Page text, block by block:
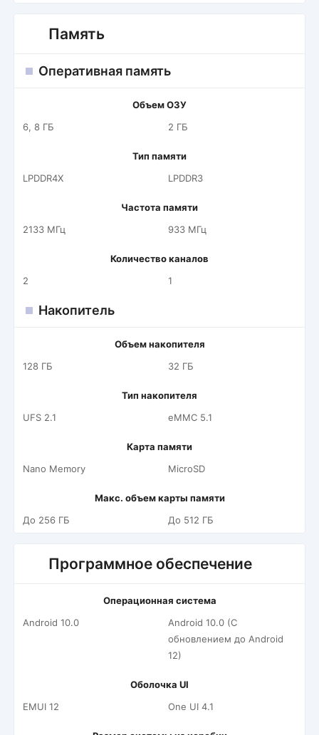
Память
Оперативная память
Объем ОЗУ
6, 8 ГБ
2 ГБ
Тип памяти
LPDDR4X
LPDDR3
Частота памяти
2133 МГц
933 МГц
Количество каналов
2
1
Накопитель
Объем накопителя
128 ГБ
32 ГБ
Тип накопителя
UFS 2.1
eMMC 5.1
Карта памяти
Nano Memory
MicroSD
Макс. объем карты памяти
До 256 ГБ
До 512 ГБ
Программное обеспечение
Операционная система
Android 10.0
Android 10.0 (С
обновлением до Android
12)
Оболочка UI
EMUI 12
One UI 4.1